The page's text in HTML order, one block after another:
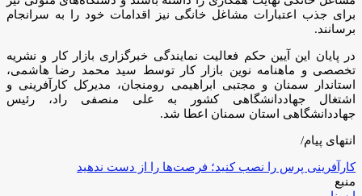
برای جذب اعتبارات مشاغل خانگی نیز اقدامات خود را به سرانجام
برسانند.
در پایان این آیین حکم فعالیت نمایندگی خبرگزاری بازار کار و نشریه
تخصصی و ماهنامه نوین بازار کار توسط سید محمد رضا هاشمی،
استاندار سمنان و مجتبی ابراهیمی رومنجان، مدیرکل کارآفرینی و
اشتغال جهاددانشگاهی کشور به علی منصفی راد، رئیس
جهاددانشگاهی استان سمنان اعطا شد.
انتهای پیام/
کارآفرینی پرس را نصب کنید؛ فرصت‌ها را از دست ندهید
منبع